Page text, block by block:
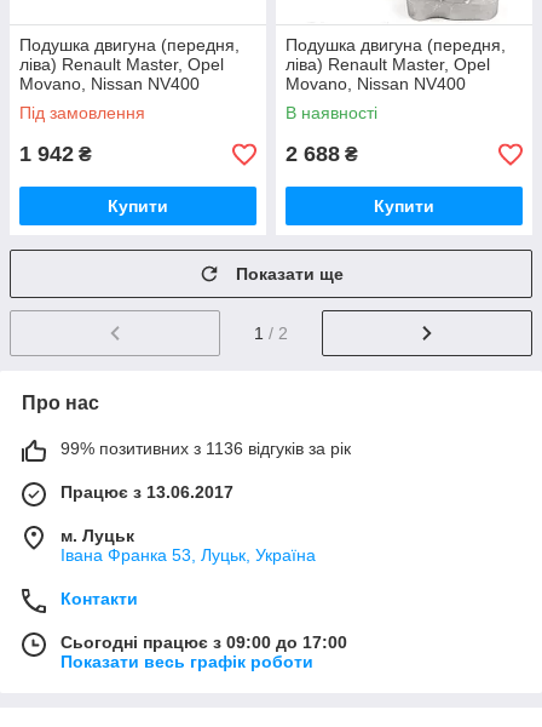
Подушка двигуна (передня,
ліва) Renault Master, Opel
Movano, Nissan NV400
(2010-) Ucel
Під замовлення
1 942 ₴
Купити
Подушка двигуна (передня,
ліва) Renault Master, Opel
Movano, Nissan NV400
(2010-) Impergom
В наявності
2 688 ₴
Купити
Показати ще
1 / 2
Про нас
99% позитивних з 1136 відгуків за рік
Працює з 13.06.2017
м. Луцьк
Івана Франка 53, Луцьк, Україна
Контакти
Сьогодні працює з 09:00 до 17:00
Показати весь графік роботи